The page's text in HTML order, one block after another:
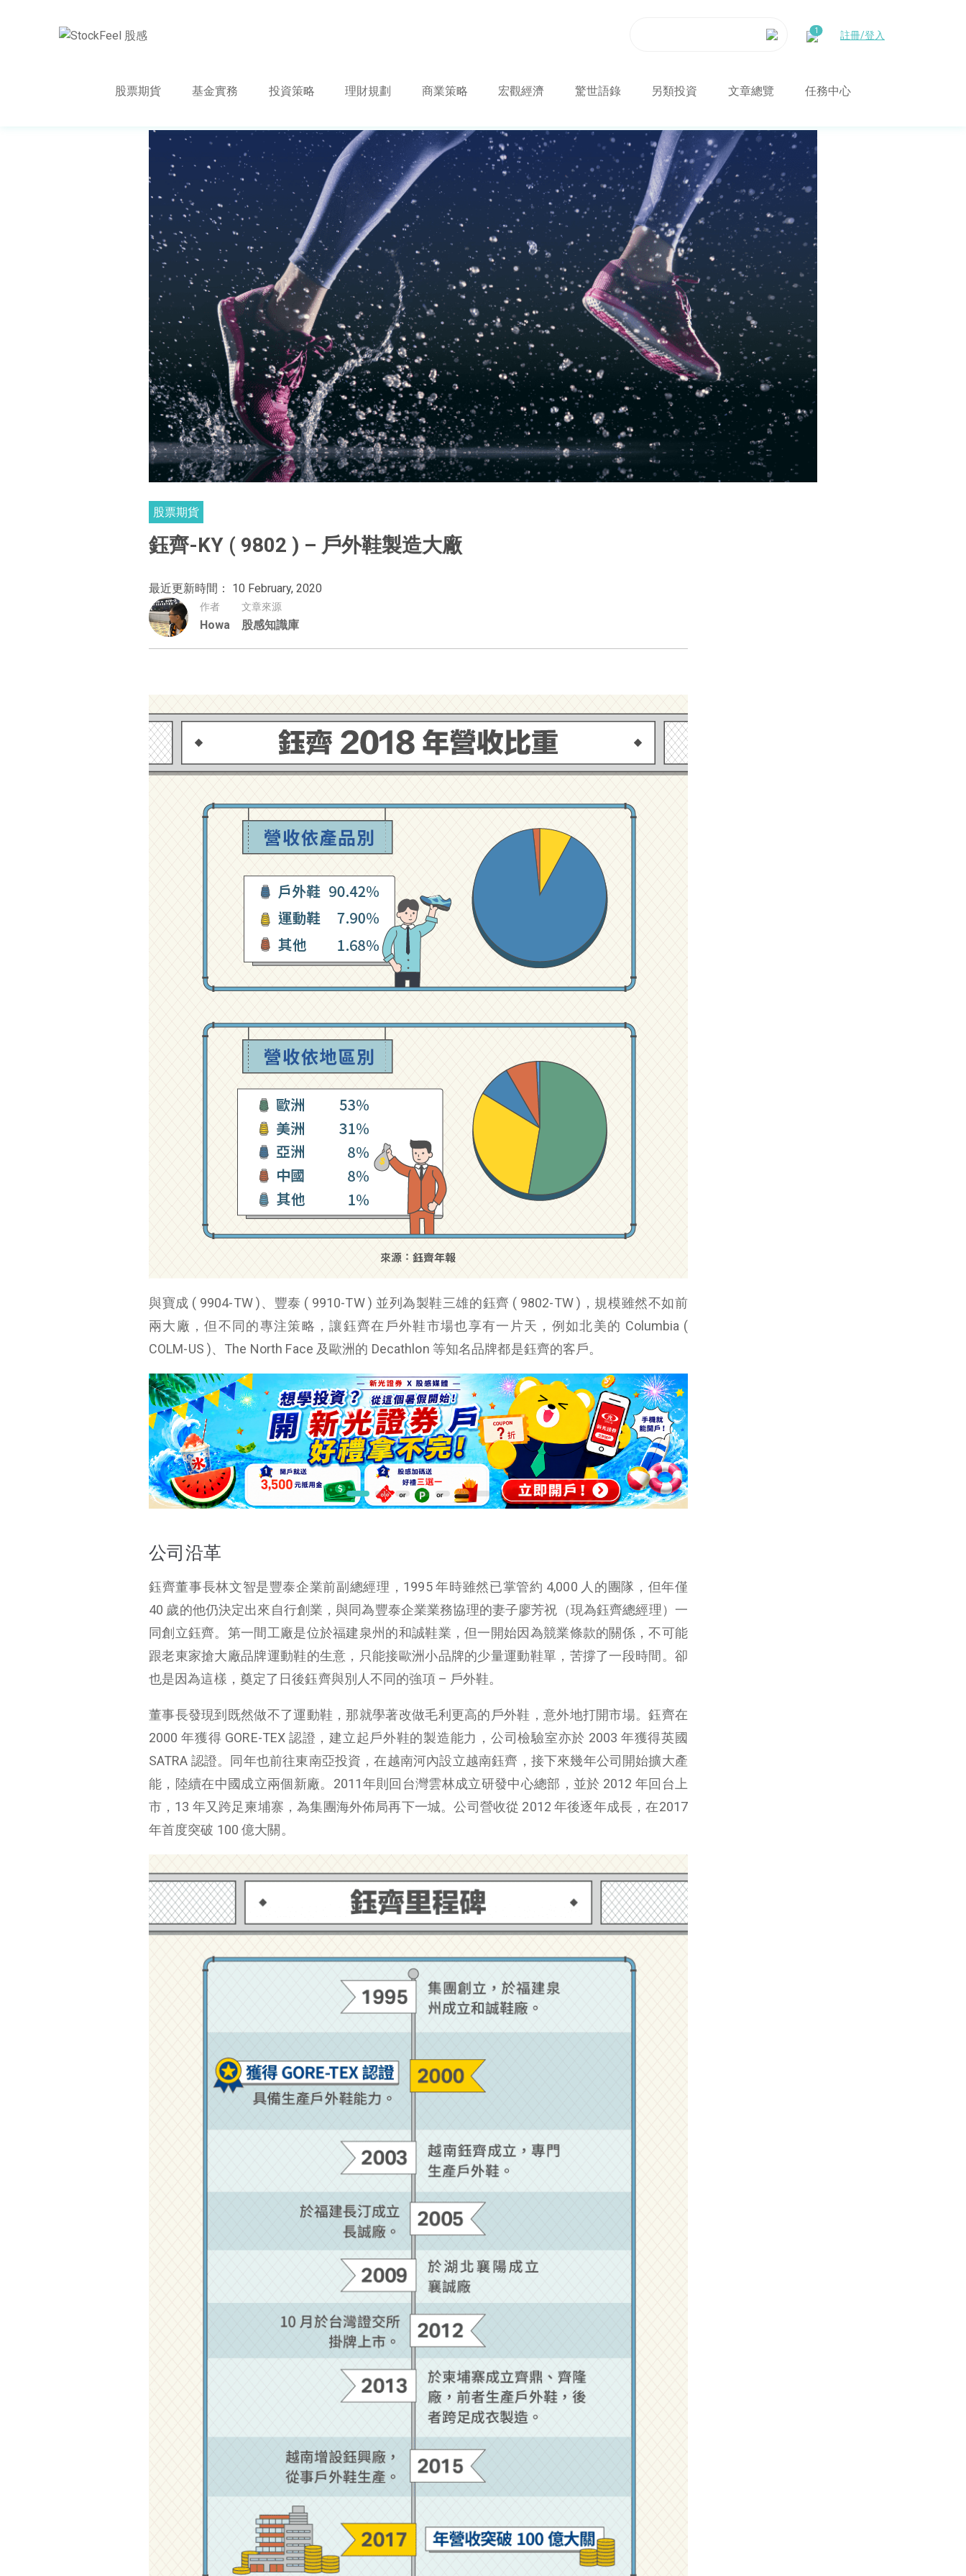
註冊/登入
股票期貨 基金實務 投資策略 理財規劃 商業策略 宏觀經濟 驚世語錄 另類投資 文章總覽 任務中心
股票期貨
鈺齊-KY ( 9802 ) – 戶外鞋製造大廠
最近更新時間： 10 February, 2020
作者
Howa
文章來源
股感知識庫
與寶成 ( 9904-TW )、豐泰 ( 9910-TW ) 並列為製鞋三雄的鈺齊 ( 9802-TW )，規模雖然不如前
兩大廠，但不同的專注策略，讓鈺齊在戶外鞋市場也享有一片天，例如北美的 Columbia (
COLM-US )、The North Face 及歐洲的 Decathlon 等知名品牌都是鈺齊的客戶。
公司沿革
鈺齊董事長林文智是豐泰企業前副總經理，1995 年時雖然已掌管約 4,000 人的團隊，但年僅
40 歲的他仍決定出來自行創業，與同為豐泰企業業務協理的妻子廖芳祝（現為鈺齊總經理）一
同創立鈺齊。第一間工廠是位於福建泉州的和誠鞋業，但一開始因為競業條款的關係，不可能
跟老東家搶大廠品牌運動鞋的生意，只能接歐洲小品牌的少量運動鞋單，苦撐了一段時間。卻
也是因為這樣，奠定了日後鈺齊與別人不同的強項 – 戶外鞋。
董事長發現到既然做不了運動鞋，那就學著改做毛利更高的戶外鞋，意外地打開市場。鈺齊在
2000 年獲得 GORE-TEX 認證，建立起戶外鞋的製造能力，公司檢驗室亦於 2003 年獲得英國
SATRA 認證。同年也前往東南亞投資，在越南河內設立越南鈺齊，接下來幾年公司開始擴大產
能，陸續在中國成立兩個新廠。2011年則回台灣雲林成立研發中心總部，並於 2012 年回台上
市，13 年又跨足柬埔寨，為集團海外佈局再下一城。公司營收從 2012 年後逐年成長，在2017
年首度突破 100 億大關。